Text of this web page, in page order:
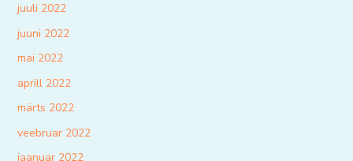
juuli 2022
juuni 2022
mai 2022
aprill 2022
märts 2022
veebruar 2022
jaanuar 2022